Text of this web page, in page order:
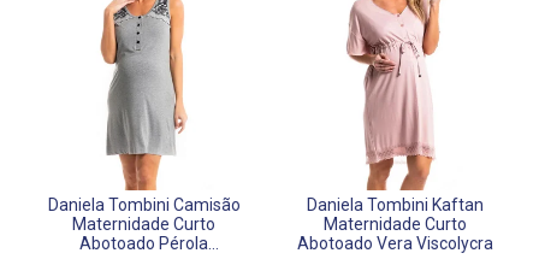
Daniela Tombini Camisão
Maternidade Curto
Abotoado Pérola
Daniela Tombini Kaftan
Maternidade Curto
Abotoado Vera Viscolycra